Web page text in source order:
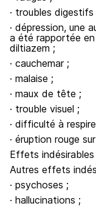
· troubles
· dépression, une
a été rapportée
diltiazem ;
· cauchemar ;
· malaise ;
· maux de tête ;
· trouble visuel ;
· difficulté à
· éruption rouge
Effets
Autres effets
· psychoses ;
· hallucinations ;